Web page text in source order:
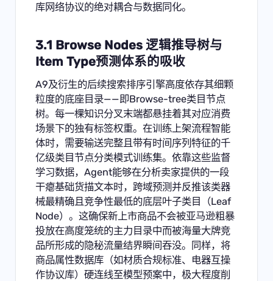
库网络协议的绝对耦合与数据同化。
3.1 Browse Nodes 逻辑推导树与
Item Type预测体系的吸收
A9及衍生的后续搜索排序引擎高度依存其细颗
粒度的底座目录——即Browse-tree类目节点
树。每一棵知识分叉末端都悬挂着其对应消费
场景下的独有标签权重。在训练上架流程智能
体时，需要输送完整且带有时间序列特征的千
亿级类目节点分类模式训练集。依靠这些监督
学习数据，Agent能够在分析卖家提供的一段
干瘪基础货描文本时，跨域预测并反推该类器
械最精确且竞争性最低的底层叶子类目（Leaf
Node）。这确保新上市商品不会被亚马逊粗暴
投放在高度笼统的主力目录中而被海量大牌竞
品所形成的隐秘流量结界瞬间吞没。同样，将
商品属性数据库（如材质合规标准、电器互操
作协议库）硬连线至模型预案中，极大程度削